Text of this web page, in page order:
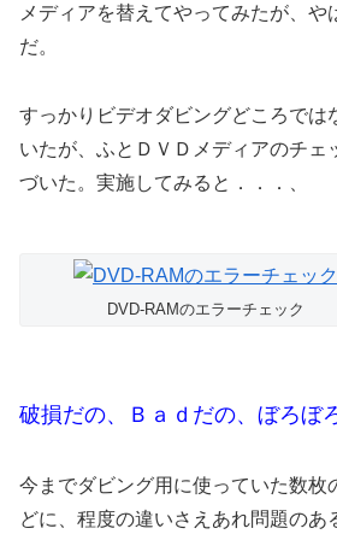
メディアを替えてやってみたが、や
だ。
すっかりビデオダビングどころでは
いたが、ふとＤＶＤメディアのチェ
づいた。実施してみると．．．、
DVD-RAMのエラーチェック
破損だの、Ｂａｄだの、ぼろぼ
今までダビング用に使っていた数枚
どに、程度の違いさえあれ問題のあ